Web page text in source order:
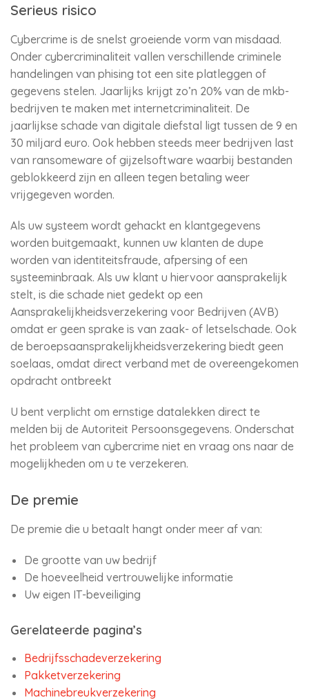
Serieus risico
Cybercrime is de snelst groeiende vorm van misdaad.
Onder cybercriminaliteit vallen verschillende criminele
handelingen van phising tot een site platleggen of
gegevens stelen. Jaarlijks krijgt zo’n 20% van de mkb-
bedrijven te maken met internetcriminaliteit. De
jaarlijkse schade van digitale diefstal ligt tussen de 9 en
30 miljard euro. Ook hebben steeds meer bedrijven last
van ransomeware of gijzelsoftware waarbij bestanden
geblokkeerd zijn en alleen tegen betaling weer
vrijgegeven worden.
Als uw systeem wordt gehackt en klantgegevens
worden buitgemaakt, kunnen uw klanten de dupe
worden van identiteitsfraude, afpersing of een
systeeminbraak. Als uw klant u hiervoor aansprakelijk
stelt, is die schade niet gedekt op een
Aansprakelijkheidsverzekering voor Bedrijven (AVB)
omdat er geen sprake is van zaak- of letselschade. Ook
de beroepsaansprakelijkheidsverzekering biedt geen
soelaas, omdat direct verband met de overeengekomen
opdracht ontbreekt
U bent verplicht om ernstige datalekken direct te
melden bij de Autoriteit Persoonsgegevens. Onderschat
het probleem van cybercrime niet en vraag ons naar de
mogelijkheden om u te verzekeren.
De premie
De premie die u betaalt hangt onder meer af van:
De grootte van uw bedrijf
De hoeveelheid vertrouwelijke informatie
Uw eigen IT-beveiliging
Gerelateerde pagina’s
Bedrijfsschadeverzekering
Pakketverzekering
Machinebreukverzekering